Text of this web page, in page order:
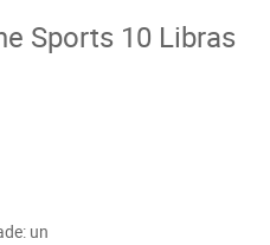
Sports 10 Libras
un